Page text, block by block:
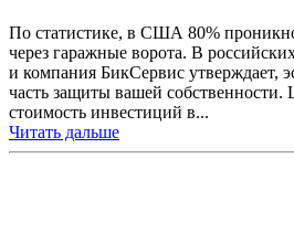
По статистике, в США 80%
через гаражные ворота. В
и компания БикСервис утверждает,
часть защиты вашей
стоимость инвестиций в...
Читать дальше